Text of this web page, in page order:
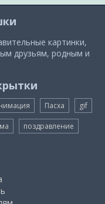
картинки,
друзьям, родным и
Пасха gif
поздравление